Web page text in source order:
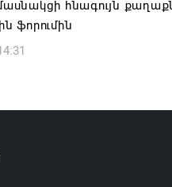
հնագույն
ֆորումին